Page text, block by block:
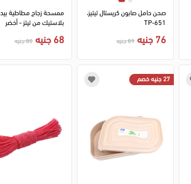
صحن حامل صابون كريستال تيتيز،
TP-651
76 جنيه 89 جنيه
ممسحة زجاج مطاطية بيد
بلاستيك من تيتز - أخضر
68 جنيه 80 جنيه
27 جنيه خصم